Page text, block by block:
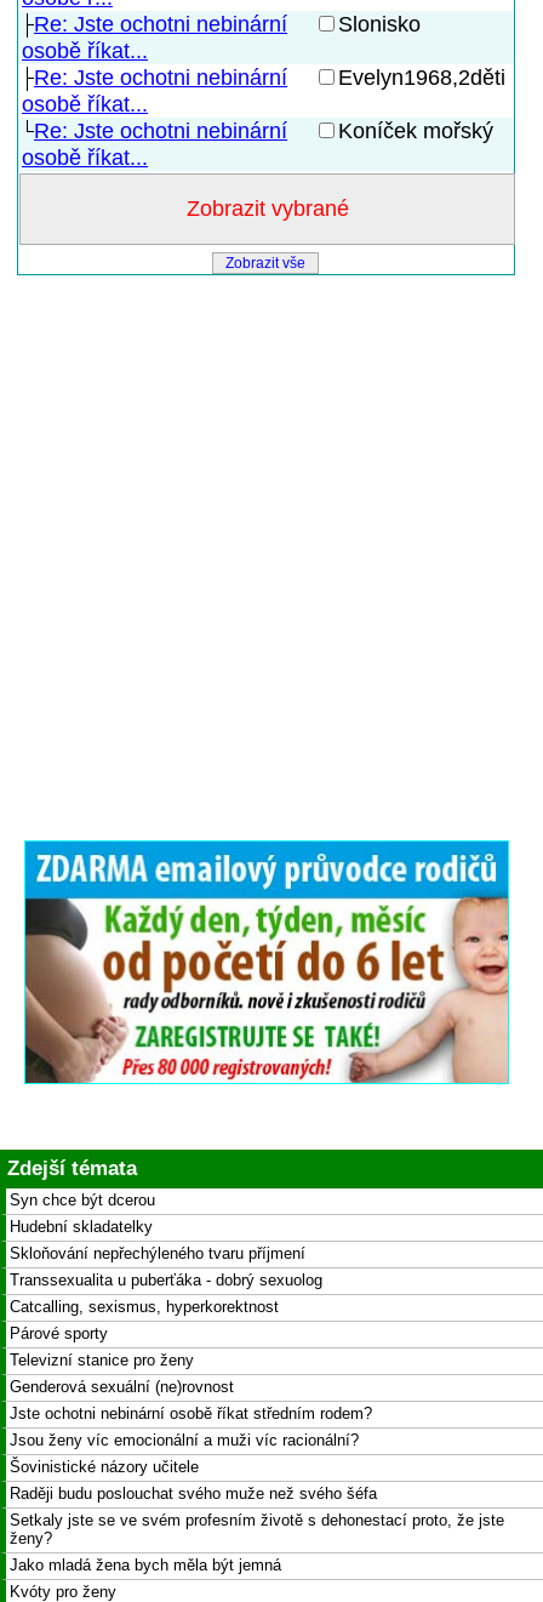
Re: Jste ochotni nebinární
osobě říkat...
Slonisko
Re: Jste ochotni nebinární
osobě říkat...
Evelyn1968,2děti
Re: Jste ochotni nebinární
osobě říkat...
Koníček mořský
Zobrazit vše
Zdejší témata
Syn chce být dcerou
Hudební skladatelky
Skloňování nepřechýleného tvaru příjmení
Transsexualita u puberťáka - dobrý sexuolog
Catcalling, sexismus, hyperkorektnost
Párové sporty
Televizní stanice pro ženy
Genderová sexuální (ne)rovnost
Jste ochotni nebinární osobě říkat středním rodem?
Jsou ženy víc emocionální a muži víc racionální?
Šovinistické názory učitele
Raději budu poslouchat svého muže než svého šéfa
Setkaly jste se ve svém profesním životě s dehonestací proto, že jste
ženy?
Jako mladá žena bych měla být jemná
Kvóty pro ženy